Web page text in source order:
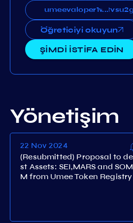
...
Öğreticiyi okuyun
ŞİMDİ İSTİFA EDİN
Yönetişim
22 Nov 2024
(Resubmitted) Proposal to
st Assets: SEI,MARS and SOM
M from Umee Token Registry